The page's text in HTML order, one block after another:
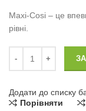
Maxi-Cosi – це
рівні.
Додати до списку
Порівняти